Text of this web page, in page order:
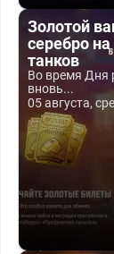
Золотой
серебро
танков
Во время Дня
вновь...
05 августа,